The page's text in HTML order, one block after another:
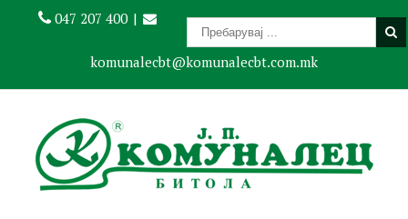
047 207 400 |
komunalecbt@komunalecbt.com.mk